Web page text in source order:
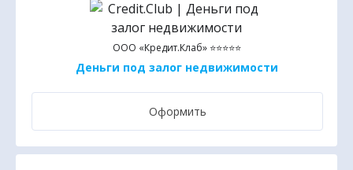
ООО «Кредит.Клаб» ⭐⭐⭐⭐⭐
Деньги под залог недвижимости
Оформить